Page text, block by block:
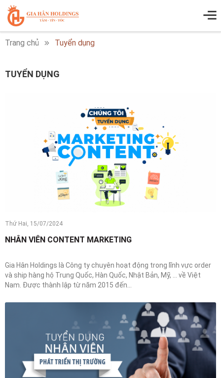
Trang chủ Tuyển dụng
TUYỂN DỤNG
Thứ Hai, 15/07/2024
NHÂN VIÊN CONTENT MARKETING
Gia Hân Holdings là Công ty chuyên hoạt động trong lĩnh vực order
và ship hàng hộ Trung Quốc, Hàn Quốc, Nhật Bản, Mỹ, … về Việt
Nam. Được thành lập từ năm 2015 đến...